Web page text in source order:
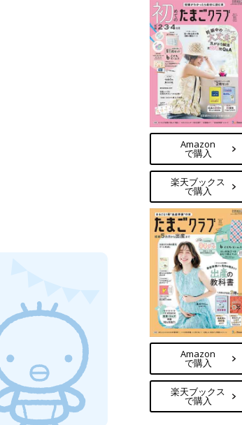
Amazon
で購入
楽天ブックス
で購入
Amazon
で購入
楽天ブックス
で購入